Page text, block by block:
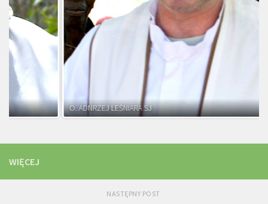
O. ADNRZEJ LEŚNIARA SJ
WIĘCEJ
NASTĘPNY POST